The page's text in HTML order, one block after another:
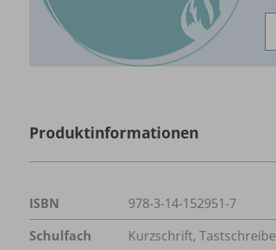
Produktinformationen
ISBN
978-3-14-152951-7
Schulfach
Kurzschrift,